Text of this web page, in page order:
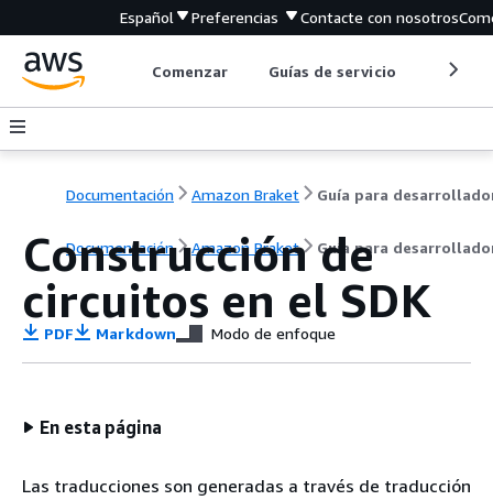
Español Preferencias Contacte con nosotros
Comenzar Guías de servicio
Documentación Amazon Braket Guía para
Documentación Amazon Braket Guía para
Construcción de
circuitos en el SDK
PDF Markdown Modo de enfoque
En esta página
Las traducciones son generadas a través de traducción